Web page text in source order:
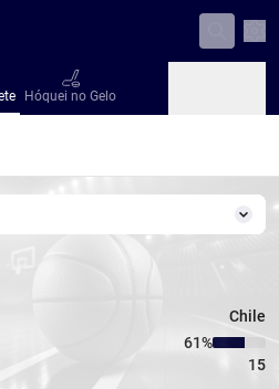
Hóquei no Gelo
Hóquei no Gelo
favoritos
Chile
61‏%
15